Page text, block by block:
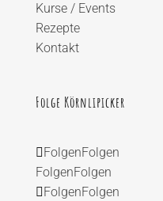
Kurse / Events
Rezepte
Kontakt
Folge Körnlipicker
FolgenFolgen
FolgenFolgen
FolgenFolgen